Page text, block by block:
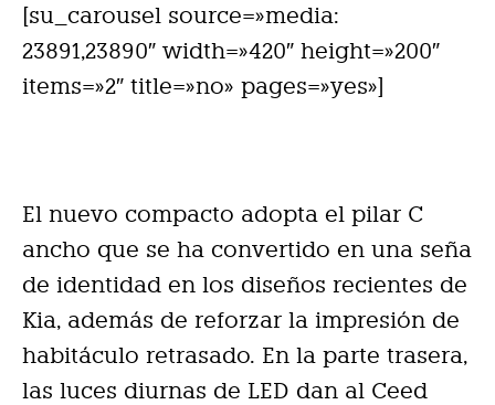
[su_carousel source=»media:
23891,23890″ width=»420″ height=»200″
items=»2″ title=»no» pages=»yes»]
El nuevo compacto adopta el pilar C
ancho que se ha convertido en una seña
de identidad en los diseños recientes de
Kia, además de reforzar la impresión de
habitáculo retrasado. En la parte trasera,
las luces diurnas de LED dan al Ceed